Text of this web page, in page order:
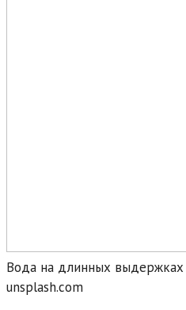
Вода на длинных
unsplash.com